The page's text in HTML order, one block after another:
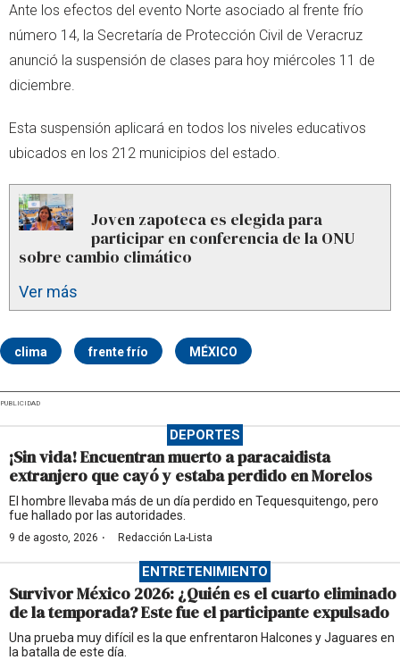
Ante los efectos del evento Norte asociado al frente frío
número 14, la Secretaría de Protección Civil de Veracruz
anunció la suspensión de clases para hoy miércoles 11 de
diciembre.
Esta suspensión aplicará en todos los niveles educativos
ubicados en los 212 municipios del estado.
Joven zapoteca es elegida para
participar en conferencia de la ONU
sobre cambio climático
Ver más
clima frente frío MÉXICO
PUBLICIDAD
DEPORTES
¡Sin vida! Encuentran muerto a paracaidista
extranjero que cayó y estaba perdido en Morelos
El hombre llevaba más de un día perdido en Tequesquitengo, pero
fue hallado por las autoridades.
9 de agosto, 2026 · Redacción La-Lista
ENTRETENIMIENTO
Survivor México 2026: ¿Quién es el cuarto eliminado
de la temporada? Este fue el participante expulsado
Una prueba muy difícil es la que enfrentaron Halcones y Jaguares en
la batalla de este día.